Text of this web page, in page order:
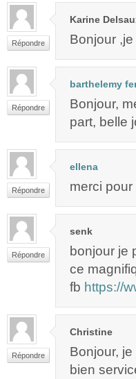
Répondre
Karine
Bonjour
Répondre
barthelemy
Bonjour,
part, belle
Répondre
ellena
merci
Répondre
senk
bonjour je
ce
fb https://
Répondre
Christine
Bonjour,
bien